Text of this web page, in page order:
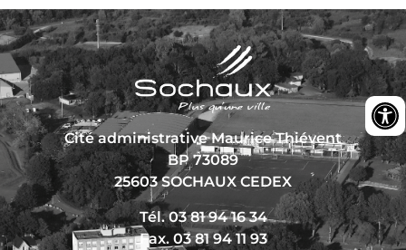
Cité administrative Maurice Thiévent
BP 73089
25603 SOCHAUX CEDEX
Tél. 03 81 94 16 34
Fax. 03 81 94 11 93